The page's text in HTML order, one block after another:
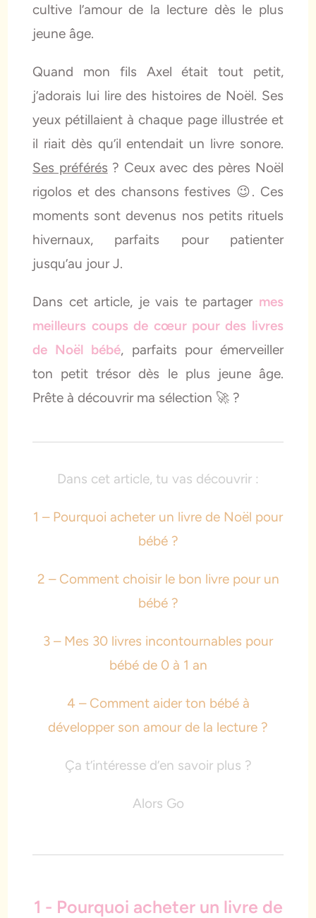
cultive l’amour de la lecture dès le plus
jeune âge.
Quand mon fils Axel était tout petit,
j’adorais lui lire des histoires de Noël. Ses
yeux pétillaient à chaque page illustrée et
il riait dès qu’il entendait un livre sonore.
Ses préférés ? Ceux avec des pères Noël
rigolos et des chansons festives 😉. Ces
moments sont devenus nos petits rituels
hivernaux, parfaits pour patienter
jusqu’au jour J.
Dans cet article, je vais te partager mes
meilleurs coups de cœur pour des livres
de Noël bébé, parfaits pour émerveiller
ton petit trésor dès le plus jeune âge.
Prête à découvrir ma sélection 🚀 ?
Dans cet article, tu vas découvrir :
1 – Pourquoi acheter un livre de Noël pour
bébé ?
2 – Comment choisir le bon livre pour un
bébé ?
3 – Mes 30 livres incontournables pour
bébé de 0 à 1 an
4 – Comment aider ton bébé à
développer son amour de la lecture ?
Ça t’intéresse d’en savoir plus ?
Alors Go
1 - Pourquoi acheter un livre de